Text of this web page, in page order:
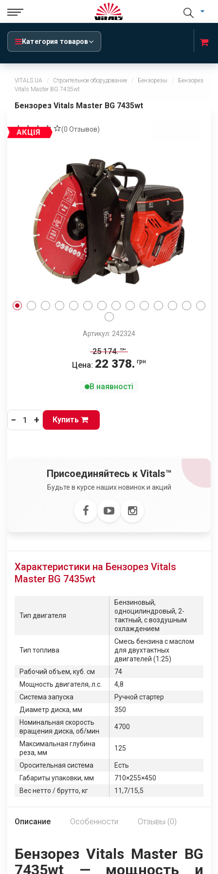
Категория товаров
VITALS.UA Строительное оборудование Бензорезы
Бензорез
Vitals Master BG 7435wt
Бензорез Vitals Master BG 7435wt
(0 Отзывов)
Артикул: 242324
25 174. грн
Цена: 22 378. грн
В наявності
− + Купить
Присоединяйтесь к Vitals™
Будьте в курсе наших новинок и акций
Характеристики на Бензорез Vitals
Master BG 7435wt
Тип двигателя
Бензиновый,
одноцилиндровый, 2-
тактный, с воздушным
охлаждением
Тип топлива
Смесь бензина с маслом
для двухтактных
двигателей (1:25)
Рабочий объем, куб. см
74
Мощность двигателя, л.с.
4,8
Система запуска
Ручной стартер
Диаметр диска, мм
350
Номинальная скорость
вращения диска, об/мин
4700
Максимальная глубина
реза, мм
125
Оросительная система
Есть
Габариты упаковки, мм
710×255×450
Вес нетто / брутто, кг
11,7/15,5
Описание Особенности Отзывы (0)
Бензорез Vitals Master BG
7435wt — мощность и